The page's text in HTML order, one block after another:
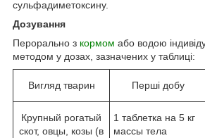
сульфадиметоксину.
Дозування
Перорально з кормом або водою
методом у дозах, зазначених у таблиці:
Вигляд тварин Перші добу
Крупный рогатый
скот, овцы, козы (в
1 таблетка на 5 кг
массы тела